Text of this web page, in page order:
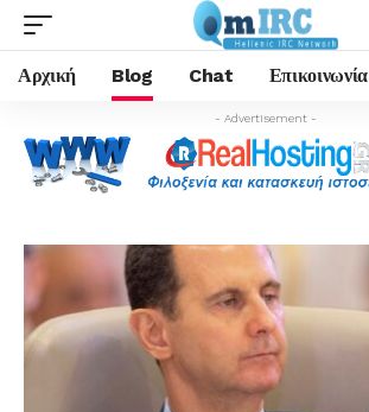
Αρχική Blog Chat Επικοινωνία
- Advertisement -